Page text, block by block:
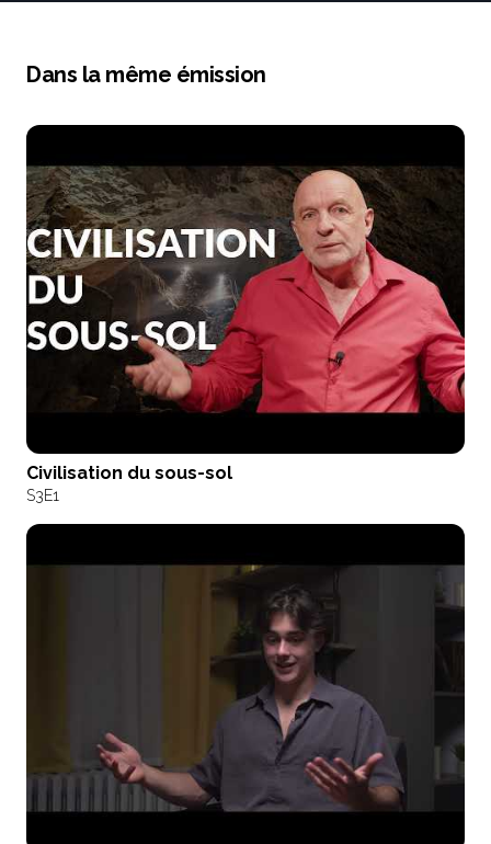
Dans la même émission
Civilisation du sous-sol
S3E1